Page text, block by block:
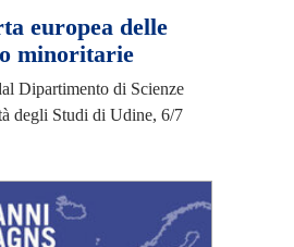
europea delle
minoritarie
Dipartimento di Scienze
degli Studi di Udine, 6/7